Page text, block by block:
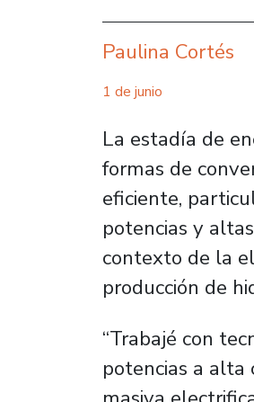
Paulina Cortés
1 de junio
La estadía de
formas de
eficiente,
potencias y
contexto de la
producción de
“Trabajé con
potencias a alta